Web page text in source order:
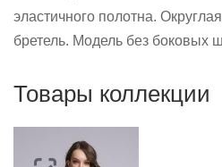
эластичного полотна.
бретель. Модель без боковых
Товары коллекции